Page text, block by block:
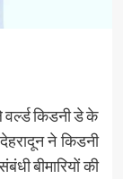
वर्ल्ड किडनी डे के
ने किडनी
बीमारियों की